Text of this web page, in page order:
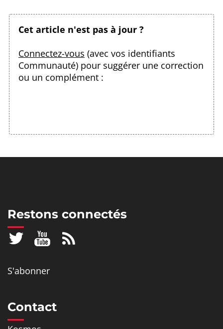
Cet article n'est pas à jour ?
Connectez-vous (avec vos identifiants
Communauté) pour suggérer une correction
ou un complément :
Restons connectés
S'abonner
Contact